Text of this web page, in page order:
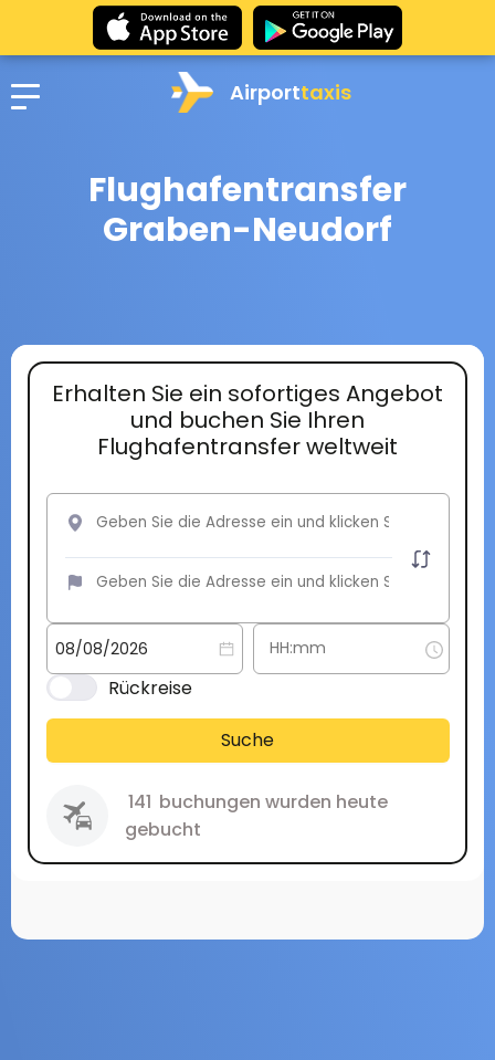
Airporttaxis
Flughafentransfer
Graben-Neudorf
Erhalten Sie ein sofortiges Angebot
und buchen Sie Ihren
Flughafentransfer weltweit
Rückreise
Suche
141 buchungen wurden heute
gebucht